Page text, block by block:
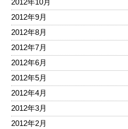
2012年10月
2012年9月
2012年8月
2012年7月
2012年6月
2012年5月
2012年4月
2012年3月
2012年2月